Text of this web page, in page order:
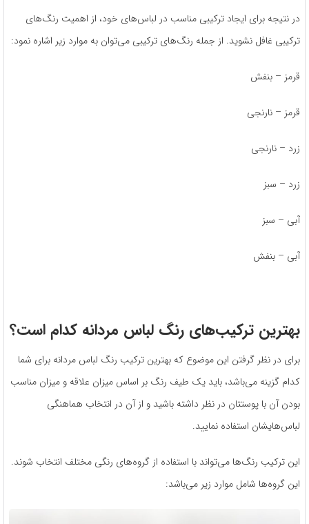
در نتیجه برای ایجاد ترکیبی مناسب در لباس‌های خود، از اهمیت رنگ‌های
ترکیبی غافل نشوید. از جمله رنگ‌های ترکیبی می‌توان به موارد زیر اشاره نمود:
قرمز – بنفش
قرمز – نارنجی
زرد – نارنجی
زرد – سبز
آبی – سبز
آبی – بنفش
بهترین ترکیب‌‌های رنگ لباس مردانه کدام است؟
برای در نظر گرفتن این موضوع که بهترین ترکیب رنگ لباس مردانه برای شما
کدام گزینه می‌باشد، باید یک طیف رنگ بر اساس میزان علاقه و میزان مناسب
بودن آن با پوستتان در نظر داشته باشید و از آن در انتخاب هماهنگی
لباس‌هایشان استفاده نمایید.
این ترکیب رنگ‌ها می‌تواند با استفاده از گروه‌های رنگی مختلف انتخاب شوند.
این گروه‌ها شامل موارد زیر می‌باشد: